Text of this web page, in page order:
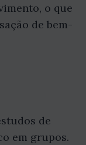
o que
de bem-
de
em grupos.